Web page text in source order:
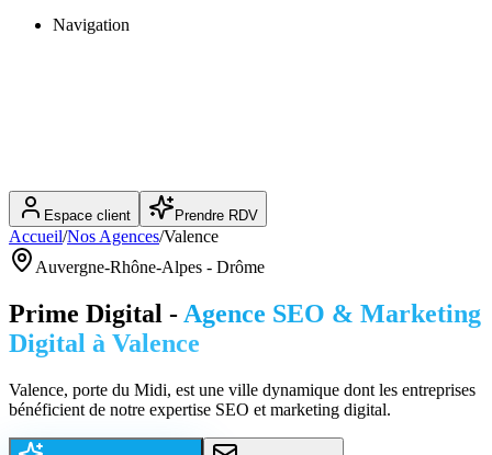
Navigation
Espace client Prendre RDV
Accueil/Nos Agences/Valence
Auvergne-Rhône-Alpes - Drôme
Prime Digital - Agence SEO & Marketing
Digital à Valence
Valence, porte du Midi, est une ville dynamique dont les entreprises
bénéficient de notre expertise SEO et marketing digital.